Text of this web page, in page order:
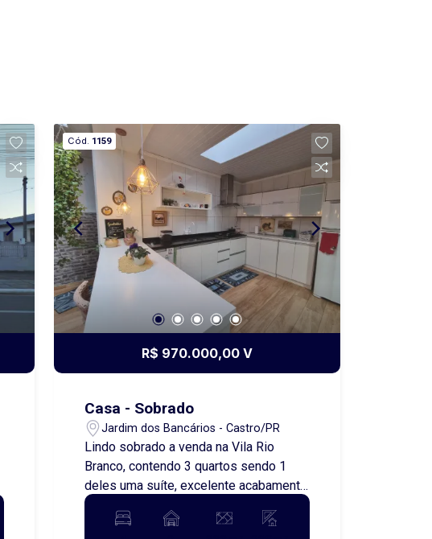
Cód. 1159
R$ 970.000,00 V
Casa - Sobrado
Jardim dos Bancários - Castro/PR
Lindo sobrado a venda na Vila Rio
Branco, contendo 3 quartos sendo 1
deles uma suíte, excelente acabamento
e luminosidade, localizado em uma
região excelente, perto de tudo o que